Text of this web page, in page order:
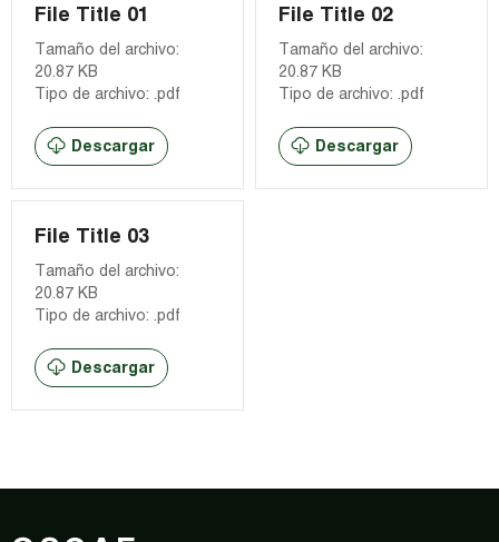
File Title 01
Tamaño del archivo:
20.87 KB
Tipo de archivo: .pdf
Descargar
File Title 02
Tamaño del archivo:
20.87 KB
Tipo de archivo: .pdf
Descargar
File Title 03
Tamaño del archivo:
20.87 KB
Tipo de archivo: .pdf
Descargar